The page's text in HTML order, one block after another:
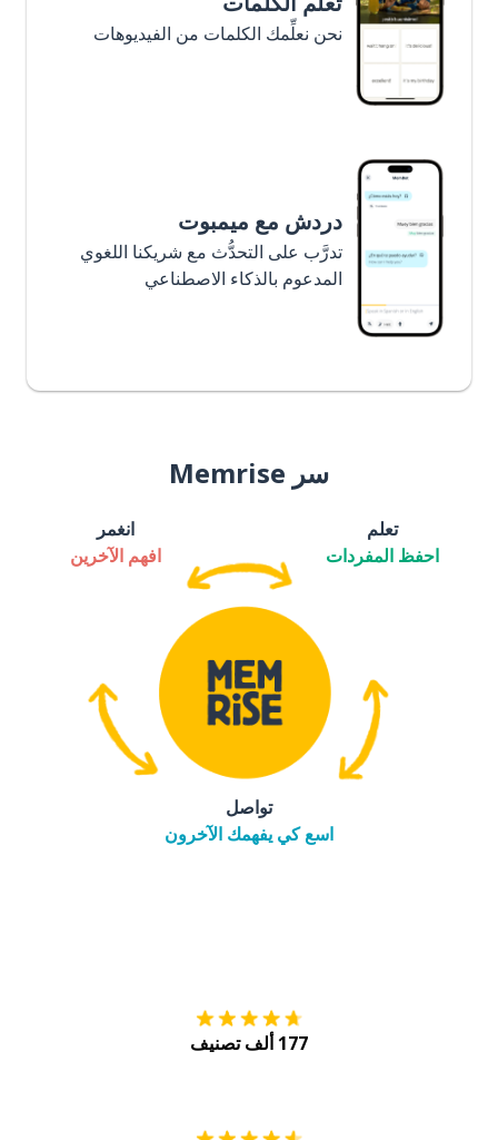
نحن نعلِّمك الكلمات من الفيديوهات
دردش مع ميمبوت
تدرَّب على التحدُّث مع شريكنا اللغوي
المدعوم بالذكاء الاصطناعي
سر Memrise
تعلم
احفظ المفردات
انغمر
افهم الآخرين
تواصل
اسع كي يفهمك الآخرون
177 ألف تصنيف